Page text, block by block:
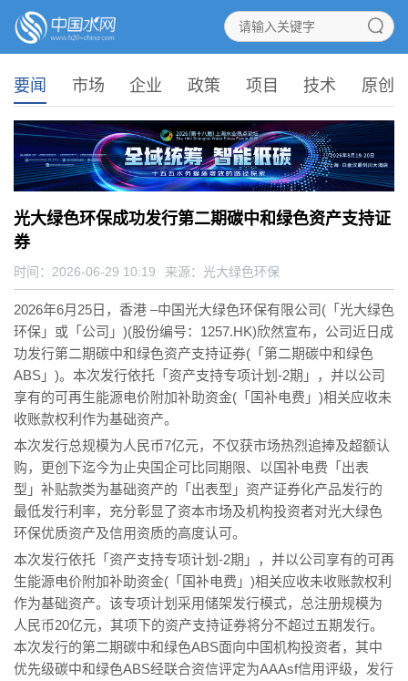
要闻 市场 企业 政策 项目 技术 原创
光大绿色环保成功发行第二期碳中和绿色资产支持证
券
时间：2026-06-29 10:19 来源： 光大绿色环保
2026年6月25日，香港 –中国光大绿色环保有限公司(「光大绿色
环保」或「公司」)(股份编号：1257.HK)欣然宣布，公司近日成
功发行第二期碳中和绿色资产支持证券(「第二期碳中和绿色
ABS」)。本次发行依托「资产支持专项计划-2期」，并以公司
享有的可再生能源电价附加补助资金(「国补电费」)相关应收未
收账款权利作为基础资产。
本次发行总规模为人民币7亿元，不仅获市场热烈追捧及超额认
购，更创下迄今为止央国企可比同期限、以国补电费「出表
型」补贴款类为基础资产的「出表型」资产证券化产品发行的
最低发行利率，充分彰显了资本市场及机构投资者对光大绿色
环保优质资产及信用资质的高度认可。
本次发行依托「资产支持专项计划-2期」，并以公司享有的可再
生能源电价附加补助资金(「国补电费」)相关应收未收账款权利
作为基础资产。该专项计划采用储架发行模式，总注册规模为
人民币20亿元，其项下的资产支持证券将分不超过五期发行。
本次发行的第二期碳中和绿色ABS面向中国机构投资者，其中
优先级碳中和绿色ABS经联合资信评定为AAAsf信用评级，发行